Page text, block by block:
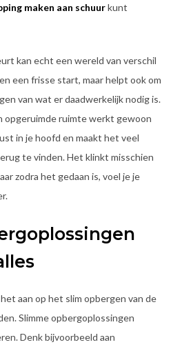
maken aan schuurkunt
kan echt een wereld van verschil
een frisse start, maar helpt ook om
van wat er daadwerkelijk nodig is.
opgeruimde ruimte werkt gewoon
in je hoofd en maakt het veel
te vinden. Het klinkt misschien
zodra het gedaan is, voel je je
aan op het slim opbergen van de
Slimme opbergoplossingen
Denk bijvoorbeeld aan